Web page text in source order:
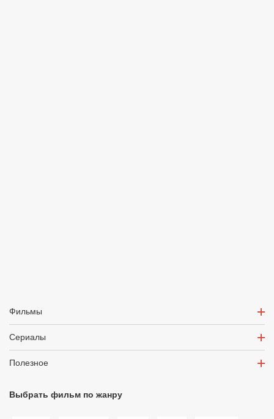
Фильмы
Сериалы
Полезное
Выбрать фильм по жанру